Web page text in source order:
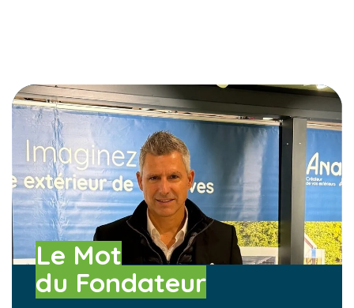
Le Mot
du Fondateur